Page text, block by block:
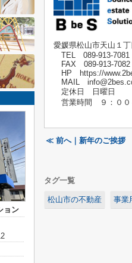
愛媛県松山市天山１
TEL 089-913-7081
FAX 089-913-7082
HP https://
MAIL
定休日 日曜日
営業時間 ９：００
≪ 前へ｜新年のご挨拶
タグ一覧
松山市の不動産 事業
ョン